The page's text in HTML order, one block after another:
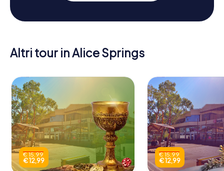
Altri tour in Alice Springs
€ 15,99
€ 12,99
€ 15,99
€ 12,99